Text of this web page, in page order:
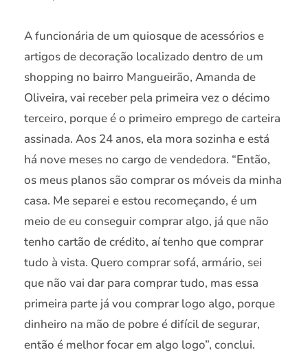
A funcionária de um quiosque de acessórios e
artigos de decoração localizado dentro de um
shopping no bairro Mangueirão, Amanda de
Oliveira, vai receber pela primeira vez o décimo
terceiro, porque é o primeiro emprego de carteira
assinada. Aos 24 anos, ela mora sozinha e está
há nove meses no cargo de vendedora. “Então,
os meus planos são comprar os móveis da minha
casa. Me separei e estou recomeçando, é um
meio de eu conseguir comprar algo, já que não
tenho cartão de crédito, aí tenho que comprar
tudo à vista. Quero comprar sofá, armário, sei
que não vai dar para comprar tudo, mas essa
primeira parte já vou comprar logo algo, porque
dinheiro na mão de pobre é difícil de segurar,
então é melhor focar em algo logo”, conclui.